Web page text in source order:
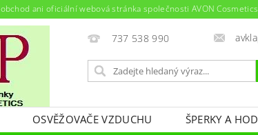
ani oficiální webová stránka společnosti AVON
737 538 990
OSVĚŽOVAČE VZDUCHU ŠPERKY A